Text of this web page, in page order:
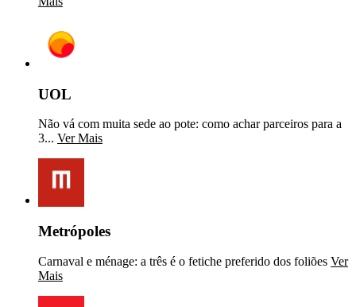
UOL
Não vá com muita sede ao pote: como achar parceiros para a
3... Ver Mais
Metrópoles
Carnaval e ménage: a três é o fetiche preferido dos foliões Ver
Mais